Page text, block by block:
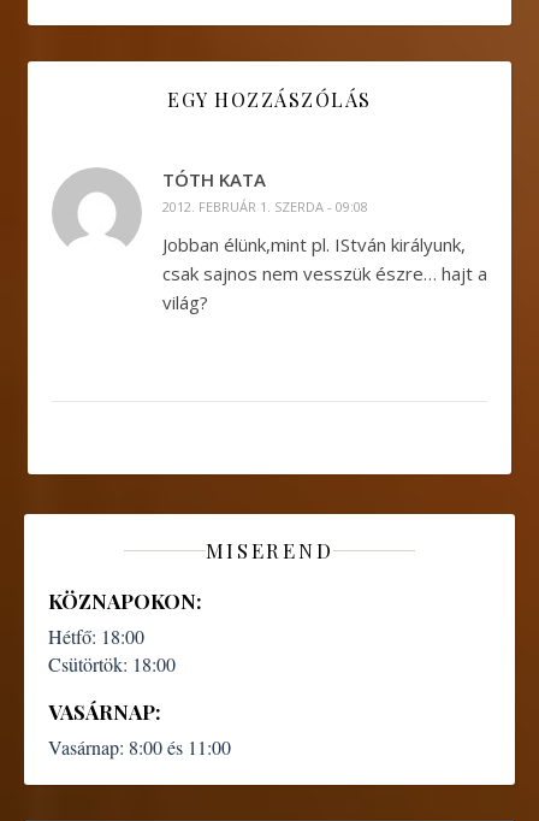
EGY HOZZÁSZÓLÁS
TÓTH KATA
2012. FEBRUÁR 1. SZERDA - 09:08
Jobban élünk,mint pl. IStván királyunk,
csak sajnos nem vesszük észre… hajt a
világ?
MISEREND
KÖZNAPOKON:
Hétfő: 18:00
Csütörtök: 18:00
VASÁRNAP:
Vasárnap: 8:00 és 11:00